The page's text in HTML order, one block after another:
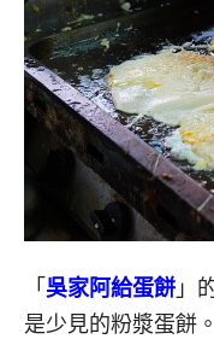
「 吳家阿給蛋餅 」
是少見的粉漿蛋餅。